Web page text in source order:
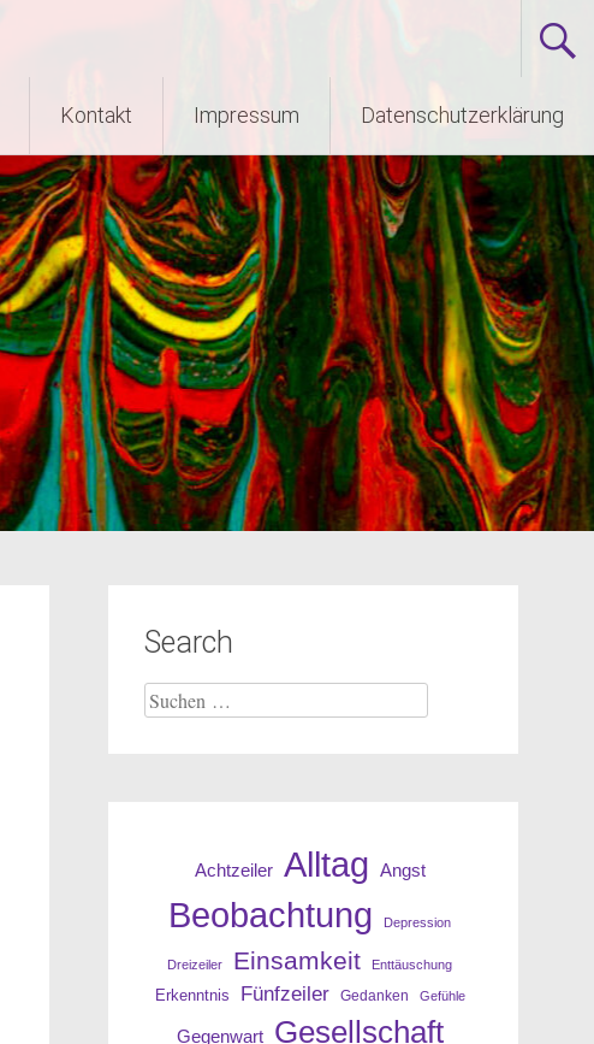
Kontakt Impressum Datenschutzerklärung
Search
Suche
nach:
Achtzeiler Alltag Angst
Beobachtung Depression
Dreizeiler Einsamkeit Enttäuschung
Erkenntnis Fünfzeiler Gedanken Gefühle
Gegenwart Gesellschaft